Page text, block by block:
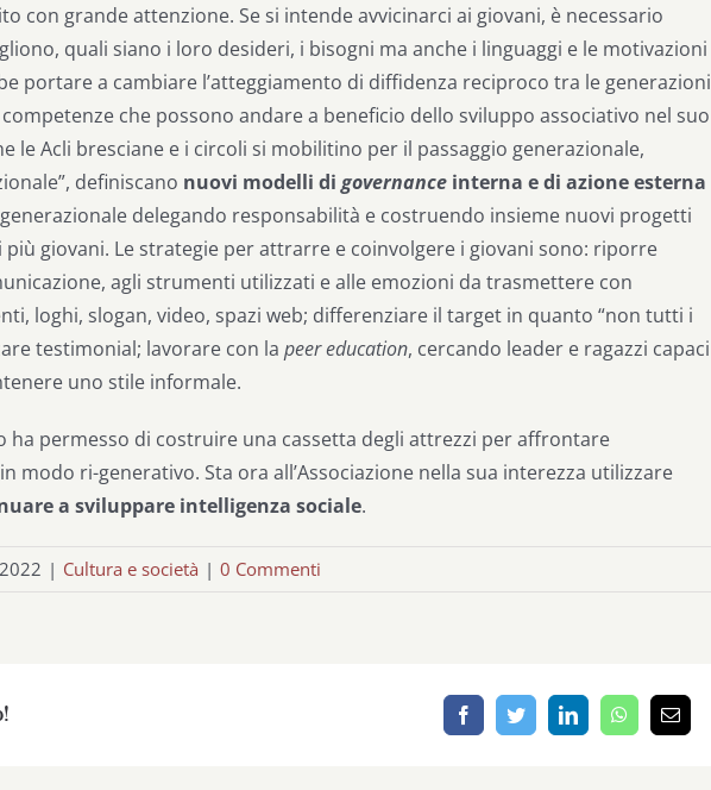
con grande attenzione. Se si intende avvicinarci ai giovani, è necessario
quali siano i loro desideri, i bisogni ma anche i linguaggi e le motivazioni
portare a cambiare l’atteggiamento di diffidenza reciproco tra le generazioni
che possono andare a beneficio dello sviluppo associativo nel suo
le Acli bresciane e i circoli si mobilitino per il passaggio generazionale,
definiscano nuovi modelli di governance interna e di azione esterna
delegando responsabilità e costruendo insieme nuovi progetti
giovani. Le strategie per attrarre e coinvolgere i giovani sono: riporre
agli strumenti utilizzati e alle emozioni da trasmettere con
loghi, slogan, video, spazi web; differenziare il target in quanto “non tutti i
testimonial; lavorare con la peer education, cercando leader e ragazzi capaci
uno stile informale.
permesso di costruire una cassetta degli attrezzi per affrontare
modo ri-generativo. Sta ora all’Associazione nella sua interezza utilizzare
a sviluppare intelligenza sociale.
| Cultura e società | 0 Commenti
FacebookTwitterLinkedInWhatsApp
Email